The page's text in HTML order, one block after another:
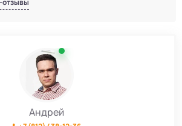
Андрей